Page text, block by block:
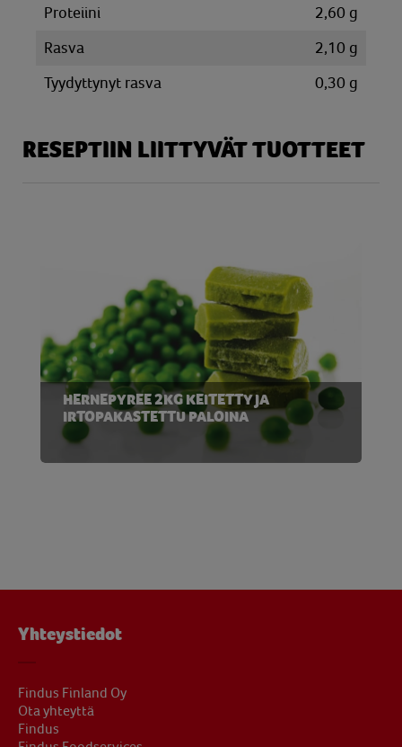
Proteiini
2,60 g
Rasva
2,10 g
Tyydyttynyt rasva
0,30 g
RESEPTIIN LIITTYVÄT TUOTTEET
HERNEPYREE 2KG KEITETTY JA
IRTOPAKASTETTU PALOINA
Yhteystiedot
Findus Finland Oy
Ota yhteyttä
Findus